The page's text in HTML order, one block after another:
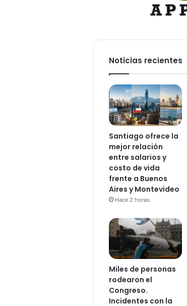
Noticias recientes
Santiago ofrece la
mejor relación
entre salarios y
costo de vida
frente a Buenos
Aires y Montevideo
Hace 2 horas
Miles de personas
rodearon el
Congreso.
Incidentes con la